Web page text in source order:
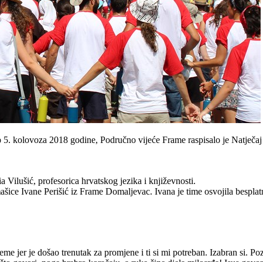
kolovoza 2018 godine, Područno vijeće Frame raspisalo je
Vilušić, profesorica hrvatskog jezika i književnosti.
Ivane Perišić iz Frame Domaljevac. Ivana je time osvojila
jer je došao trenutak za promjene i ti si mi potreban. Izabran si.